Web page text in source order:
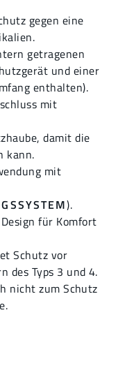
gegen eine
getragenen
und einer
enthalten).
mit
damit die
kann.
mit
).
für Komfort
Schutz vor
des Typs 3 und 4.
nicht zum Schutz